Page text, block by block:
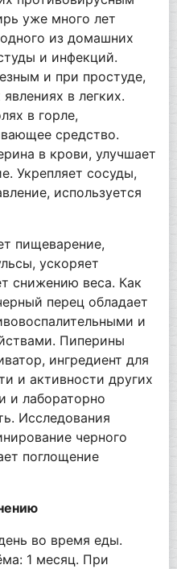
уже много лет
из домашних
и инфекций.
и при простуде,
в легких.
в горле,
средство.
в крови, улучшает
Укрепляет сосуды,
используется
пищеварение,
ускоряет
снижению веса. Как
перец обладает
и
Пиперины
ингредиент для
и активности других
и лабораторно
Исследования
черного
поглощение
во время еды.
1 месяц. При